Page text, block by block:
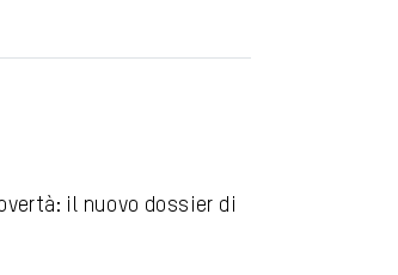
il nuovo dossier di